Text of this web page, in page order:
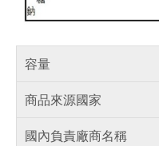
容量
商品來源國家
國內負責廠商名稱